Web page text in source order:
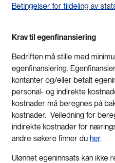
Betingelser for tildeling av
Krav til egenfinansiering
Bedriften må stille med
egenfinansiering.
kontanter og/eller betalt
personal- og indirekte
kostnader må beregnes på
kostnader. Veiledning for
indirekte kostnader for
andre søkere finner du her.
Ulønnet egeninnsats kan ikke